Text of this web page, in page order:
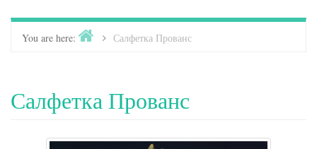
You are here: HomeСалфетка Прованс
Салфетка Прованс